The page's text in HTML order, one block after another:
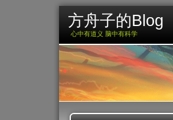
方舟子的Blog
心中有道义 脑中有科学